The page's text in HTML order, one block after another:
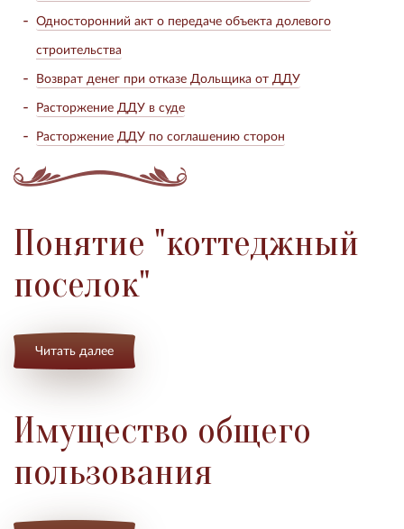
Односторонний акт о передаче объекта долевого
строительства
Возврат денег при отказе Дольщика от ДДУ
Расторжение ДДУ в суде
Расторжение ДДУ по соглашению сторон
Понятие "коттеджный
поселок"
Читать далее
Имущество общего
пользования